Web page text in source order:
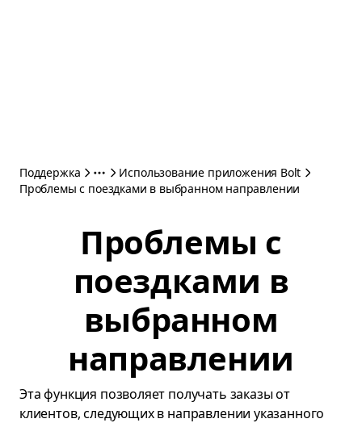
Поддержка
Использование приложения Bolt
Проблемы с поездками в выбранном направлении
Проблемы с
поездками в
выбранном
направлении
Эта функция позволяет получать заказы от
клиентов, следующих в направлении указанного